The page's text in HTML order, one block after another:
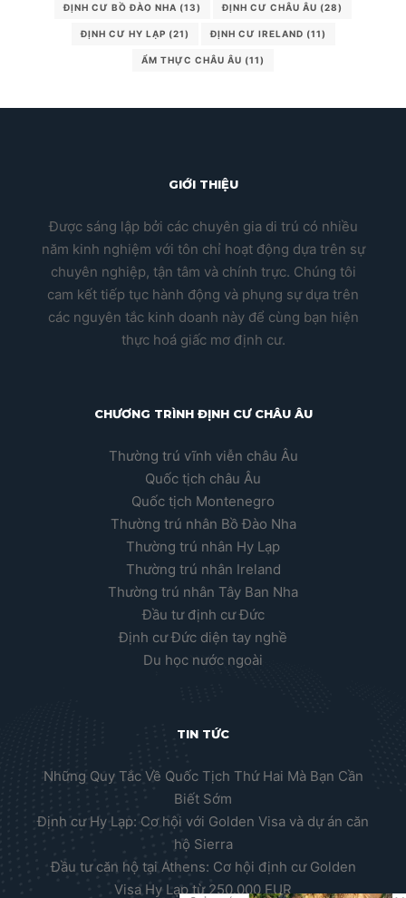
ĐỊNH CƯ BỒ ĐÀO NHA (13) ĐỊNH CƯ CHÂU ÂU (28)
ĐỊNH CƯ HY LẠP (21) ĐỊNH CƯ IRELAND (11)
ẨM THỰC CHÂU ÂU (11)
GIỚI THIỆU
Được sáng lập bởi các chuyên gia di trú có nhiều
năm kinh nghiệm với tôn chỉ hoạt động dựa trên sự
chuyên nghiệp, tận tâm và chính trực. Chúng tôi
cam kết tiếp tục hành động và phụng sự dựa trên
các nguyên tắc kinh doanh này để cùng bạn hiện
thực hoá giấc mơ định cư.
CHƯƠNG TRÌNH ĐỊNH CƯ CHÂU ÂU
Thường trú vĩnh viễn châu Âu
Quốc tịch châu Âu
Quốc tịch Montenegro
Thường trú nhân Bồ Đào Nha
Thường trú nhân Hy Lạp
Thường trú nhân Ireland
Thường trú nhân Tây Ban Nha
Đầu tư định cư Đức
Định cư Đức diện tay nghề
Du học nước ngoài
TIN TỨC
Những Quy Tắc Về Quốc Tịch Thứ Hai Mà Bạn Cần
Biết Sớm
Định cư Hy Lạp: Cơ hội với Golden Visa và dự án căn
hộ Sierra
Đầu tư căn hộ tại Athens: Cơ hội định cư Golden
Visa Hy Lạp từ 250.000 EUR